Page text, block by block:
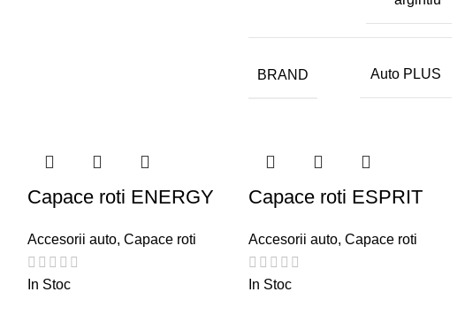
BRAND Auto PLUS
Capace roti ENERGY
Accesorii auto, Capace roti
In Stoc
Capace roti ESPRIT
Accesorii auto, Capace roti
In Stoc